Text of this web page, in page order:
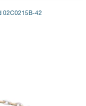
02C0215B-42